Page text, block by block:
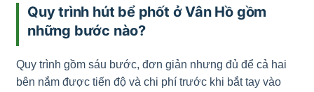
Quy trình hút bể phốt ở Vân Hồ gồm
những bước nào?
Quy trình gồm sáu bước, đơn giản nhưng đủ để cả hai
bên nắm được tiến độ và chi phí trước khi bắt tay vào